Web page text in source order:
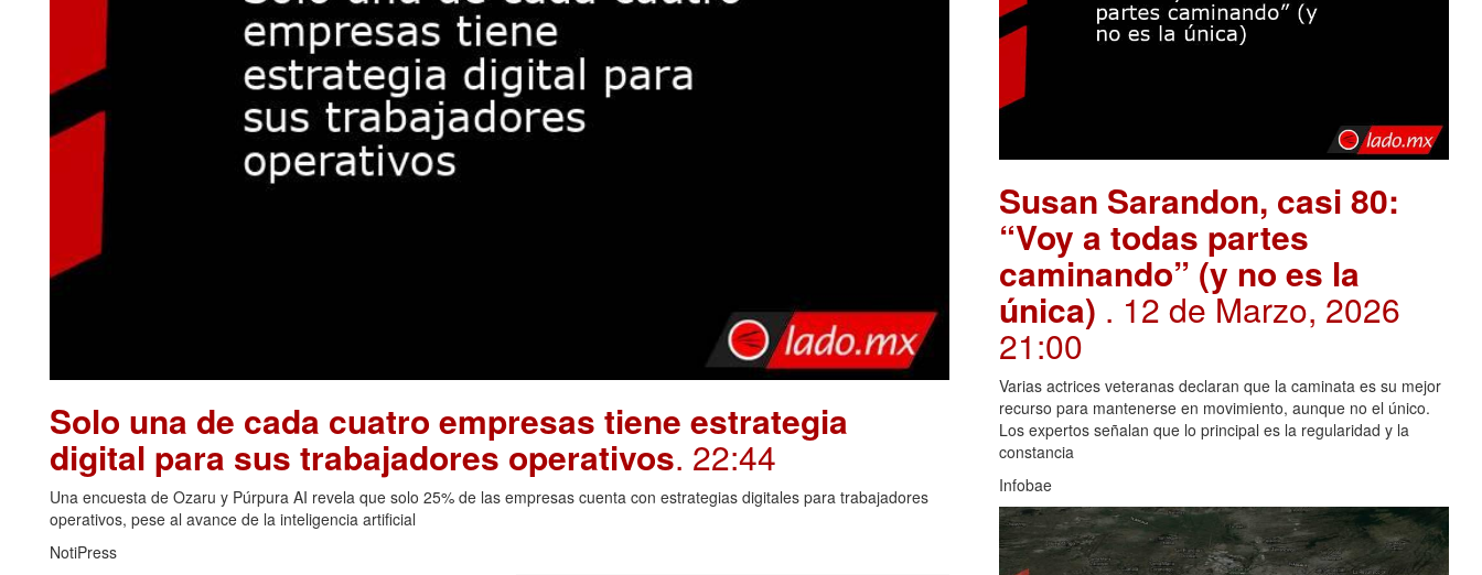
Solo una de cada cuatro empresas tiene estrategia
digital para sus trabajadores operativos. 22:44
Una encuesta de Ozaru y Púrpura AI revela que solo 25% de las empresas cuenta con estrategias digitales para trabajadores
operativos, pese al avance de la inteligencia artificial
NotiPress
Susan Sarandon, casi 80:
“Voy a todas partes
caminando” (y no es la
única) . 12 de Marzo, 2026
21:00
Varias actrices veteranas declaran que la caminata es su mejor
recurso para mantenerse en movimiento, aunque no el único.
Los expertos señalan que lo principal es la regularidad y la
constancia
Infobae